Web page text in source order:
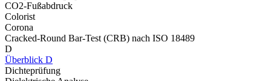
CO2-Fußabdruck
Colorist
Corona
Cracked-Round Bar-Test (CRB) nach ISO 18489
D
Überblick D
Dichteprüfung